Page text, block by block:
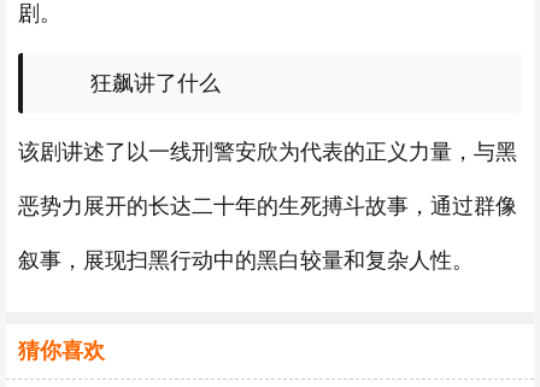
剧。
狂飙讲了什么
该剧讲述了以一线刑警安欣为代表的正义力量，与黑
恶势力展开的长达二十年的生死搏斗故事，通过群像
叙事，展现扫黑行动中的黑白较量和复杂人性。
猜你喜欢